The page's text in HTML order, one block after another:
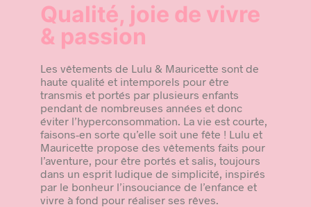
Qualité, joie de vivre
& passion
Les vêtements de Lulu & Mauricette sont de
haute qualité et intemporels pour être
transmis et portés par plusieurs enfants
pendant de nombreuses années et donc
éviter l’hyperconsommation. La vie est courte,
faisons-en sorte qu’elle soit une fête ! Lulu et
Mauricette propose des vêtements faits pour
l’aventure, pour être portés et salis, toujours
dans un esprit ludique de simplicité, inspirés
par le bonheur l’insouciance de l’enfance et
vivre à fond pour réaliser ses rêves.